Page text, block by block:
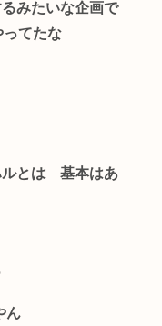
みたいな企画で
ってたな
ルとは 基本はあ
ん